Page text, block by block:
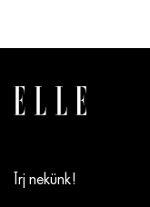
Írj nekünk!